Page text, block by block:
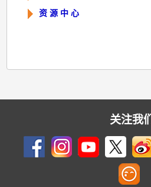
资 源 中 心
关注我们